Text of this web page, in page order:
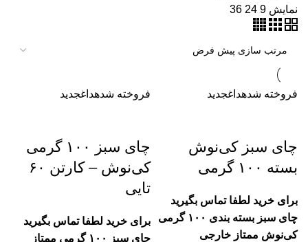
نمایش 9
24
36
فروخته شدهداغجدید
چای سبز کی‌نوش
بسته ۱۰۰ گرمی
برای خرید لطفا تماس بگیرید
چای سبز بسته بندی ۱۰۰ گرمی
کی‌نوش ممتاز خارجی
فروخته شدهداغجدید
چای سبز ۱۰۰ گرمی
کی‌نوش – کارتن ۶۰
تایی
برای خرید لطفا تماس بگیرید
چای سبز ۱۰۰ گرمی ممتاز